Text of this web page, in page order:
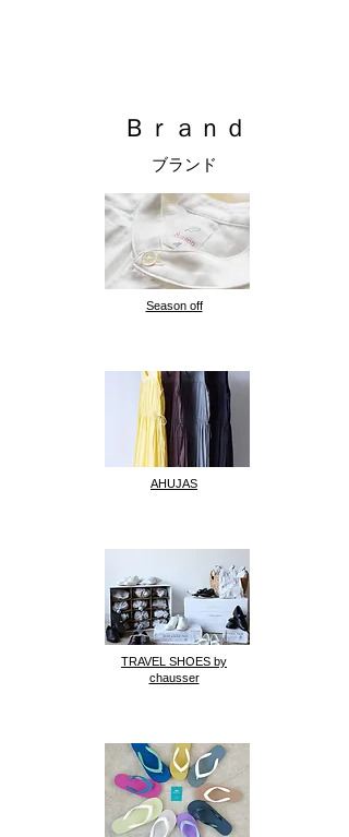
Ｂｒａｎｄ
ブランド
Season off
AHUJAS
TRAVEL SHOES by
chausser